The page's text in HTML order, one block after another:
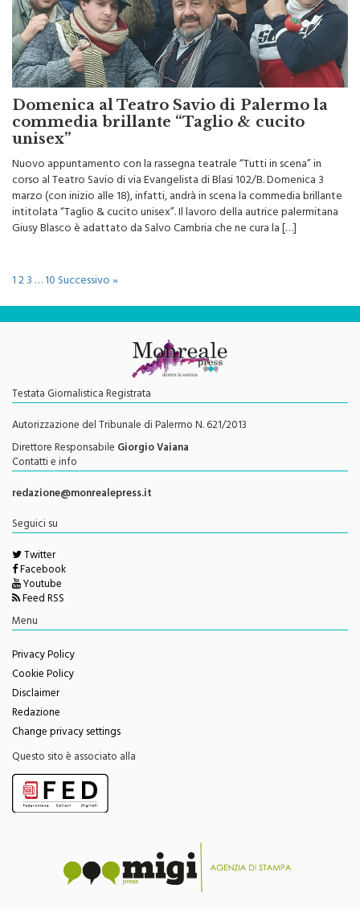
Domenica al Teatro Savio di Palermo la
commedia brillante “Taglio & cucito
unisex”
Nuovo appuntamento con la rassegna teatrale “Tutti in scena” in
corso al Teatro Savio di via Evangelista di Blasi 102/B. Domenica 3
marzo (con inizio alle 18), infatti, andrà in scena la commedia brillante
intitolata “Taglio & cucito unisex”. Il lavoro della autrice palermitana
Giusy Blasco è adattato da Salvo Cambria che ne cura la […]
Testata Giornalistica Registrata
Autorizzazione del Tribunale di Palermo N. 621/2013
Direttore ResponsabileGiorgio Vaiana
Contatti e info
redazione@monrealepress.it
Twitter
Facebook
Youtube
Feed RSS
Menu
Privacy Policy
Cookie Policy
Disclaimer
Redazione
Change privacy settings
Questo sito è associato alla